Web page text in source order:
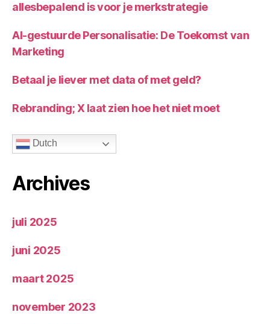
allesbepalend is voor je merkstrategie
AI-gestuurde Personalisatie: De Toekomst van
Marketing
Betaal je liever met data of met geld?
Rebranding; X laat zien hoe het niet moet
Dutch
Archives
juli 2025
juni 2025
maart 2025
november 2023